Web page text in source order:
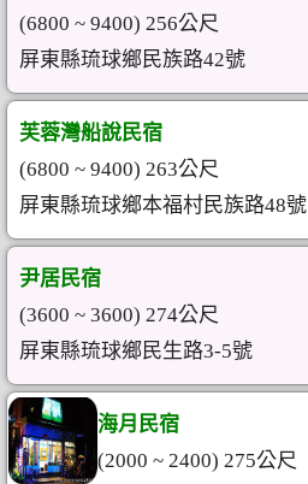
(6800 ~ 9400) 256公尺
屏東縣琉球鄉民族路42號
芙蓉灣船說民宿
(6800 ~ 9400) 263公尺
屏東縣琉球鄉本福村民族路48號
尹居民宿
(3600 ~ 3600) 274公尺
屏東縣琉球鄉民生路3-5號
海月民宿
(2000 ~ 2400) 275公尺